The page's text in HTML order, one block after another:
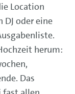
Location
DJ oder eine
herum:
Das